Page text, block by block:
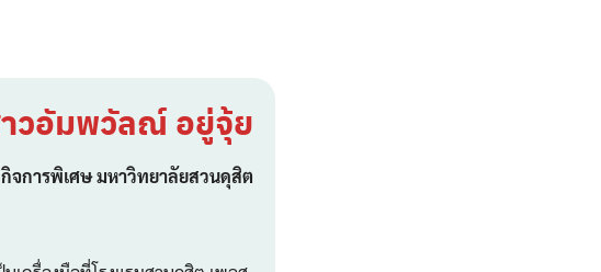
วอัมพวัลณ์ อยู่จุ้ย
จการพิเศษ มหาวิทยาลัยสวนดุสิต